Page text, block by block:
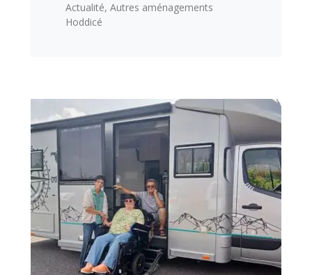
Actualité, Autres aménagements
Hoddicé